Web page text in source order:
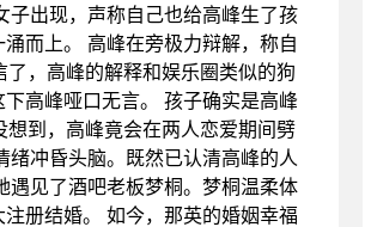
子出现，声称自己也给高峰生了孩
而上。 高峰在旁极力辩解，称自
，高峰的解释和娱乐圈类似的狗
高峰哑口无言。 孩子确实是高峰
到，高峰竟会在两人恋爱期间劈
冲昏头脑。既然已认清高峰的人
遇见了酒吧老板梦桐。梦桐温柔体
册结婚。 如今，那英的婚姻幸福